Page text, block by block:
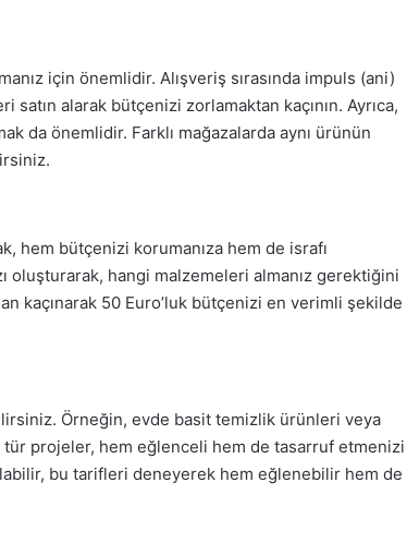
için önemlidir. Alışveriş sırasında impuls (ani)
satın alarak bütçenizi zorlamaktan kaçının. Ayrıca,
da önemlidir. Farklı mağazalarda aynı ürünün
hem bütçenizi korumanıza hem de israfı
oluşturarak, hangi malzemeleri almanız gerektiğini
kaçınarak 50 Euro’luk bütçenizi en verimli şekilde
Örneğin, evde basit temizlik ürünleri veya
tür projeler, hem eğlenceli hem de tasarruf etmenizi
bu tarifleri deneyerek hem eğlenebilir hem de